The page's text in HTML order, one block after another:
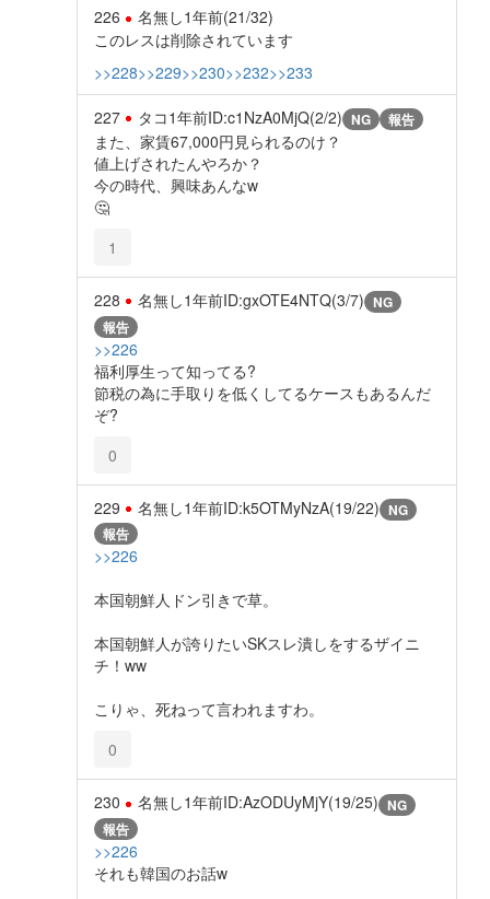
226 名無し1年前(21/32)
このレスは削除されています
>>228>>229>>230>>232>>233
227 タコ1年前ID:c1NzA0MjQ(2/2) NG 報告
また、家賃67,000円見られるのけ？
値上げされたんやろか？
今の時代、興味あんなw
🤔
1
228 名無し1年前ID:gxOTE4NTQ(3/7) NG
報告
>>226
福利厚生って知ってる?
節税の為に手取りを低くしてるケースもあるんだ
ぞ?
0
229 名無し1年前ID:k5OTMyNzA(19/22) NG
報告
>>226
本国朝鮮人ドン引きで草。
本国朝鮮人が誇りたいSKスレ潰しをするザイニ
チ！ww
こりゃ、死ねって言われますわ。
0
230 名無し1年前ID:AzODUyMjY(19/25) NG
報告
>>226
それも韓国のお話w